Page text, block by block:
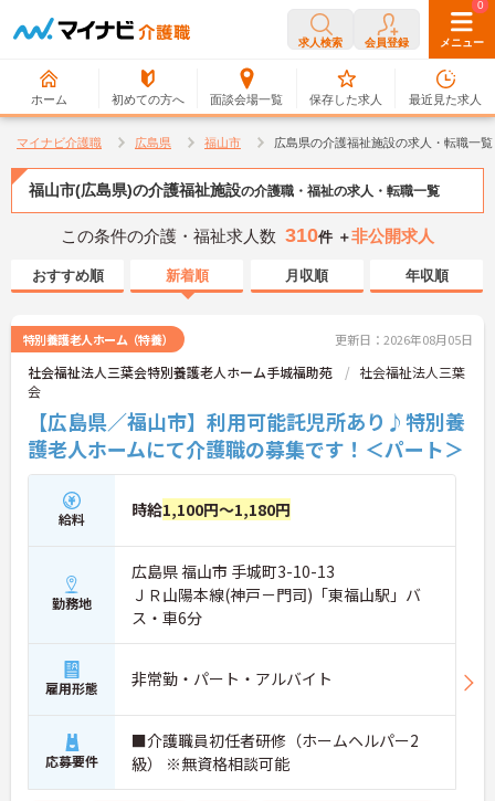
求人検索 会員登録 メニュー
ホーム 初めての方へ 面談会場一覧
0
保存した求人
0
最近見た求人
マイナビ介護職 広島県 福山市 広島県の介護福祉施設の求人・転職一覧
福山市(広島県)の介護福祉施設の介護職・福祉の求人・転職一覧
この条件の介護・福祉求人数 310件 ＋非公開求人
おすすめ順 新着順 月収順 年収順
特別養護老人ホーム（特養） 更新日：2026年08月05日
社会福祉法人三葉会特別養護老人ホーム手城福助苑
社会福祉法人三葉
会
【広島県／福山市】利用可能託児所あり♪特別養
護老人ホームにて介護職の募集です！＜パート＞
給料 時給1,100円～1,180円
勤務地
広島県 福山市 手城町3-10-13
ＪＲ山陽本線(神戸－門司)「東福山駅」バ
ス・車6分
雇用形態 非常勤・パート・アルバイト
応募要件
■介護職員初任者研修（ホームヘルパー2
級） ※無資格相談可能